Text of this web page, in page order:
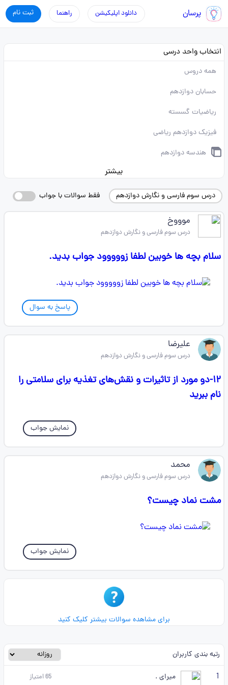
پرسان ثبت نام راهنما دانلود اپلیکیشن
انتخاب واحد درسی
همه دروس
حسابان دوازدهم
ریاضیات گسسته
فیزیک دوازدهم ریاضی
هندسه دوازدهم
بیشتر
درس سوم فارسی و نگارش دوازدهم فقط سوالات با جواب
موووخ
درس سوم فارسی و نگارش دوازدهم
سلام بچه ها خوبین لطفا زووووود جواب بدید.
پاسخ به سوال
علیرضا
درس سوم فارسی و نگارش دوازدهم
۱۲-دو مورد از تاثیرات و نقش‌های تغذیه برای سلامتی را
نام ببرید
نمایش جواب
محمد
درس سوم فارسی و نگارش دوازدهم
مشت نماد چیست؟
نمایش جواب
برای مشاهده سوالات بیشتر کلیک کنید
رتبه بندی کاربران
1 میرای . 65امتیاز